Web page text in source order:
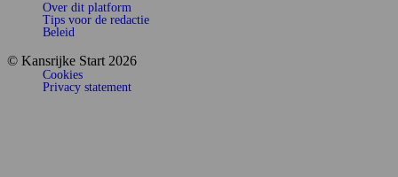
Over dit platform
Tips voor de redactie
Beleid
© Kansrijke Start 2026
Cookies
Privacy statement